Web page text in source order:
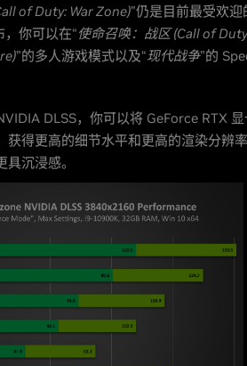
of Duty: War Zone)”仍是目前最受欢
，你可以在“使命召唤：战区 (Call of
”的多人游戏模式以及“现代战争”的
DLSS，你可以将 GeForce RTX
得更高的细节水平和更高的渲染分辨
沉浸感。